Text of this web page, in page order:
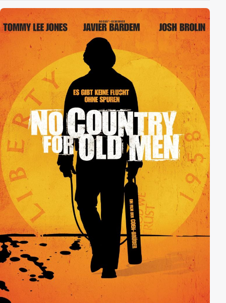
einzugehen. Während sich die großen Kartelle
gegenseitig in einem Drogenkrieg aufreiben, können
sie beinahe unbemerkt ihr eigenes Unterstützung
erhalten sie von Westray, der die Geldwäsche
übernehmen soll. Es stellt sich jedoch schnell heraus,
dass die Kartelle alles andere als abgelenkt sind und
weder Skrupel noch Kosten kennen, wenn es darum
geht, ihr Eigentum zu verteidigen.